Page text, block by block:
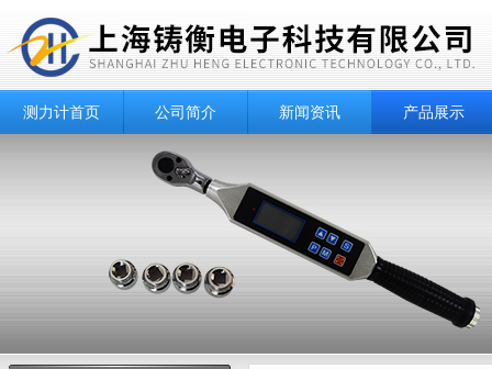
测力计首页 公司简介 新闻资讯 产品展示